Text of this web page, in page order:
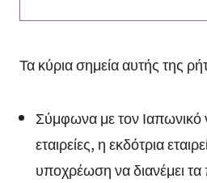
Τα κύρια σημεία αυτής της
Σύμφωνα με τον Ιαπωνικό
εταιρείες, η εκδότρια
υποχρέωση να διανέμει